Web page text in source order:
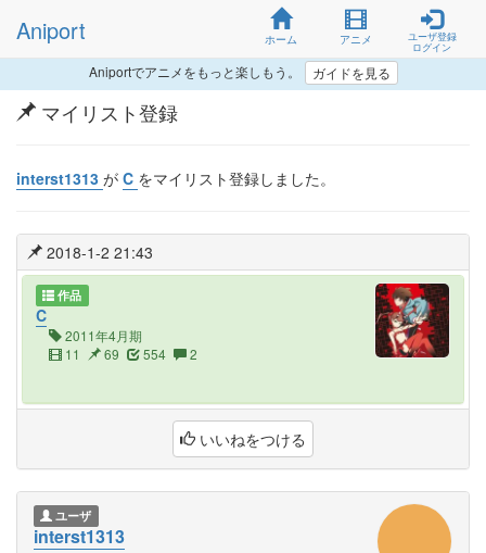
Aniport ホーム アニメ
ユーザ登録
ログイン
Aniportでアニメをもっと楽しもう。 ガイドを見る
マイリスト登録
interst1313 が C をマイリスト登録しました。
2018-1-2 21:43
作品
C
2011年4月期
11
69 554 2
いいねをつける
ユーザ
interst1313